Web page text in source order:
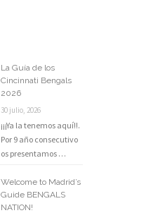
La Guía de los
Cincinnati Bengals
2026
30 julio, 2026
¡¡¡Ya la tenemos aquí!!.
Por 9 año consecutivo
os presentamos …
Welcome to Madrid’s
Guide BENGALS
NATION!